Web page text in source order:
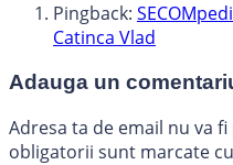
Pingback:
Catinca Vlad
Adauga un
Adresa ta de email nu va
obligatorii sunt marcate cu